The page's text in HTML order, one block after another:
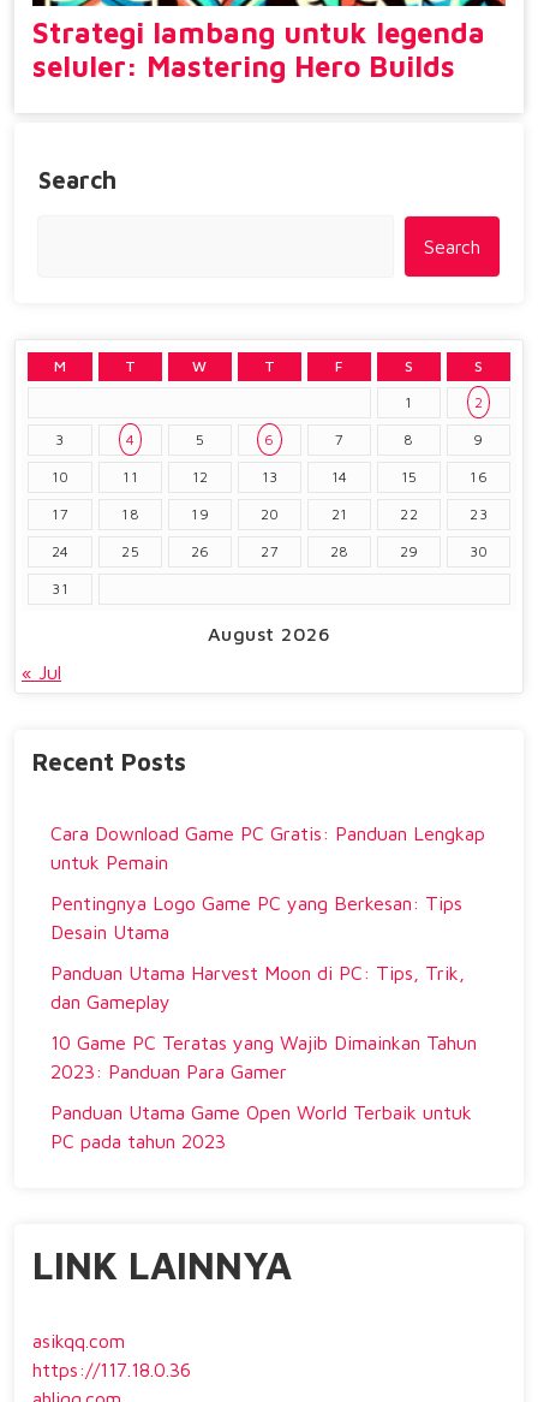
Strategi lambang untuk legenda
seluler: Mastering Hero Builds
Search
Search
August 2026
M T W T F S
S
1
2
3 4 5 6 7 8 9
10 11 12 13 14 15 16
17 18 19 20 21 22 23
24 25 26 27 28 29 30
31
« Jul
Recent Posts
Cara Download Game PC Gratis: Panduan Lengkap
untuk Pemain
Pentingnya Logo Game PC yang Berkesan: Tips
Desain Utama
Panduan Utama Harvest Moon di PC: Tips, Trik,
dan Gameplay
10 Game PC Teratas yang Wajib Dimainkan Tahun
2023: Panduan Para Gamer
Panduan Utama Game Open World Terbaik untuk
PC pada tahun 2023
LINK LAINNYA
asikqq.com
https://117.18.0.36